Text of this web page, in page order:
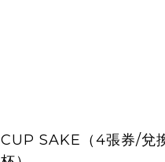
CUP SAKE（4張券/兌